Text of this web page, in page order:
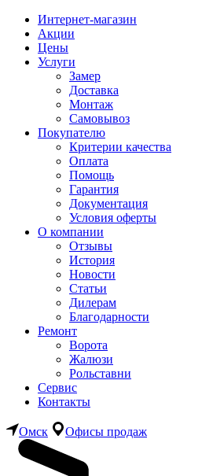
Интернет-магазин
Акции
Цены
Услуги
Замер
Доставка
Монтаж
Самовывоз
Покупателю
Критерии качества
Оплата
Помощь
Гарантия
Документация
Условия оферты
О компании
Отзывы
История
Новости
Статьи
Дилерам
Благодарности
Ремонт
Ворота
Жалюзи
Рольставни
Сервис
Контакты
Омск Офисы продаж